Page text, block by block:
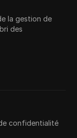
la gestion de
des
confidentialité